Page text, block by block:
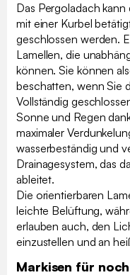
Das Pergoladach
mit einer Kurbel
geschlossen werden.
Lamellen, die
können. Sie können
beschatten, wenn Sie
Vollständig
Sonne und Regen
maximaler
wasserbeständig und
Drainagesystem, das
ableitet.
Die orientierbaren
leichte Belüftung,
erlauben auch, den
einzustellen und an
Markisen für